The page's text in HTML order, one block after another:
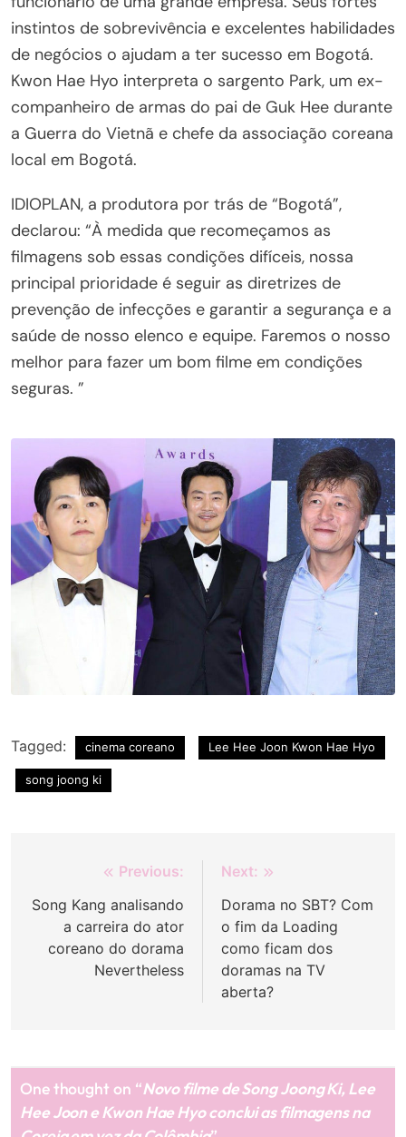
instintos de sobrevivência e excelentes habilidades
de negócios o ajudam a ter sucesso em Bogotá.
Kwon Hae Hyo interpreta o sargento Park, um ex-
companheiro de armas do pai de Guk Hee durante
a Guerra do Vietnã e chefe da associação coreana
local em Bogotá.
IDIOPLAN, a produtora por trás de “Bogotá”,
declarou: “À medida que recomeçamos as
filmagens sob essas condições difíceis, nossa
principal prioridade é seguir as diretrizes de
prevenção de infecções e garantir a segurança e a
saúde de nosso elenco e equipe. Faremos o nosso
melhor para fazer um bom filme em condições
seguras. ”
Tagged: cinema coreano Lee Hee Joon Kwon Hae Hyo
song joong ki
Navegação
de
Post
Previous:
Song Kang analisando
a carreira do ator
coreano do dorama
Nevertheless
Next:
Dorama no SBT? Com
o fim da Loading
como ficam dos
doramas na TV
aberta?
One thought on “Novo filme de Song Joong Ki, Lee
Hee Joon e Kwon Hae Hyo conclui as filmagens na